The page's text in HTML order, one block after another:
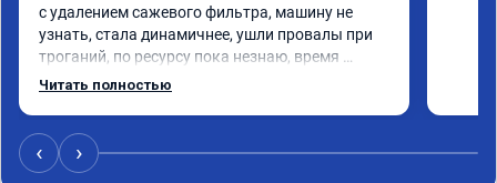
с удалением сажевого фильтра, машину не
узнать, стала динамичнее, ушли провалы при
троганий, по ресурсу пока незнаю, время
покажет, короче рекомендую!
Читать полностью
‹ ›